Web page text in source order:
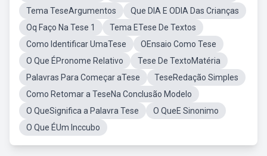
Tema TeseArgumentos
Que DIA E ODIA Das Crianças
Oq Faço Na Tese 1
Tema ETese De Textos
Como Identificar UmaTese
OEnsaio Como Tese
O Que ÉPronome Relativo
Tese De TextoMatéria
Palavras Para Começar aTese
TeseRedação Simples
Como Retomar a TeseNa Conclusão Modelo
O QueSignifica a Palavra Tese
O QueE Sinonimo
O Que ÉUm Inccubo